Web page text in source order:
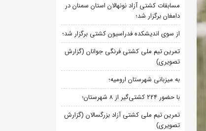
مسابقات کشتی آزاد نونهالان استان سمنان در
دامغان برگزار شد؛
از سوی اندیشکده فدراسیون کشتی برگزار شد؛
تمرین تیم ملی کشتی فرنگی جوانان (گزارش
تصویری)
به میزبانی شهرستان ارومیه؛
با حضور ۲۲۴ کشتی‌گیر از ۸ شهرستان؛
تمرین تیم ملی کشتی آزاد بزرگسالان (گزارش
تصویری)